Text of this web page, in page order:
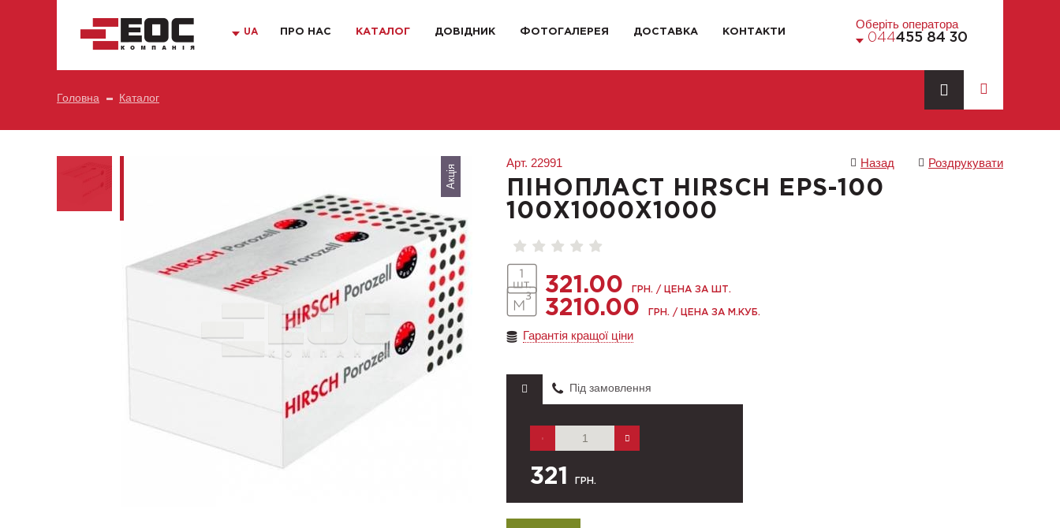
UA ПРО НАС КАТАЛОГ ДОВІДНИК ФОТОГАЛЕРЕЯ ДОСТАВКА КОНТАКТИ
Оберіть оператора
044455 84 30
Головна Каталог
Акція
Арт. 22991 Назад Роздрукувати
ПІНОПЛАСТ HIRSCH EPS-100
100X1000X1000
321.00 ГРН. / ЦЕНА ЗА ШТ.
3210.00 ГРН. / ЦЕНА ЗА М.КУБ.
Гарантія кращої ціни
Під замовлення
321 ГРН.